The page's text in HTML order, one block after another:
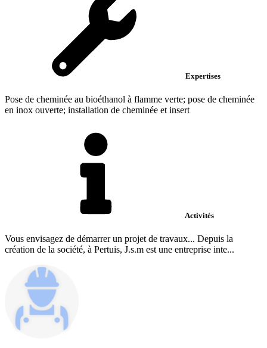
Expertises
Pose de cheminée au bioéthanol à flamme verte; pose de cheminée
en inox ouverte; installation de cheminée et insert
Activités
Vous envisagez de démarrer un projet de travaux... Depuis la
création de la société, à Pertuis, J.s.m est une entreprise inte...